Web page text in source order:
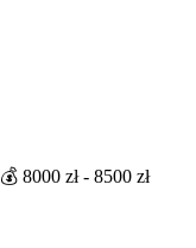
💰 8000 zł - 8500 zł